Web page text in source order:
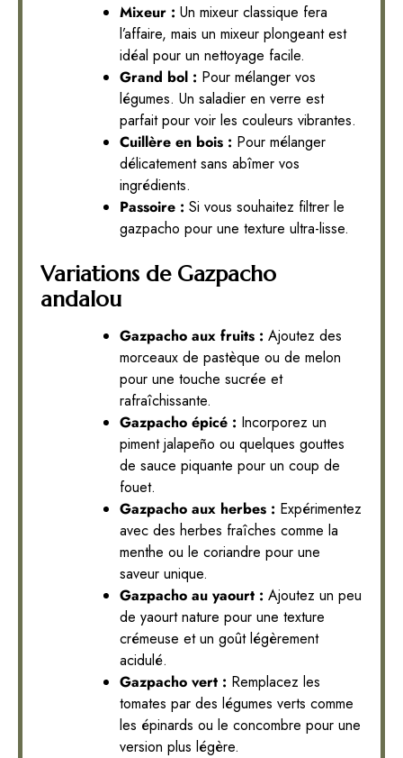
Mixeur : Un mixeur classique fera
l’affaire, mais un mixeur plongeant est
idéal pour un nettoyage facile.
Grand bol : Pour mélanger vos
légumes. Un saladier en verre est
parfait pour voir les couleurs vibrantes.
Cuillère en bois : Pour mélanger
délicatement sans abîmer vos
ingrédients.
Passoire : Si vous souhaitez filtrer le
gazpacho pour une texture ultra-lisse.
Variations de Gazpacho
andalou
Gazpacho aux fruits : Ajoutez des
morceaux de pastèque ou de melon
pour une touche sucrée et
rafraîchissante.
Gazpacho épicé : Incorporez un
piment jalapeño ou quelques gouttes
de sauce piquante pour un coup de
fouet.
Gazpacho aux herbes : Expérimentez
avec des herbes fraîches comme la
menthe ou le coriandre pour une
saveur unique.
Gazpacho au yaourt : Ajoutez un peu
de yaourt nature pour une texture
crémeuse et un goût légèrement
acidulé.
Gazpacho vert : Remplacez les
tomates par des légumes verts comme
les épinards ou le concombre pour une
version plus légère.